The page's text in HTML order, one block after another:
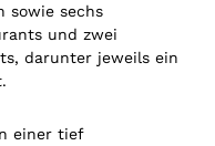
sowie sechs
und zwei
darunter jeweils ein
einer tief